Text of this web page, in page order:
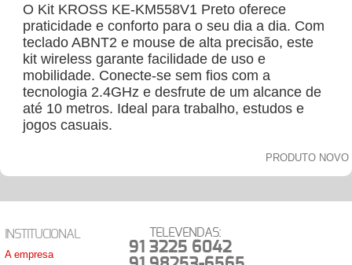
O Kit KROSS KE-KM558V1 Preto oferece
praticidade e conforto para o seu dia a dia. Com
teclado ABNT2 e mouse de alta precisão, este
kit wireless garante facilidade de uso e
mobilidade. Conecte-se sem fios com a
tecnologia 2.4GHz e desfrute de um alcance de
até 10 metros. Ideal para trabalho, estudos e
jogos casuais.
PRODUTO NOVO
INSTITUCIONAL
A empresa
TELEVENDAS:
91 3225 6042